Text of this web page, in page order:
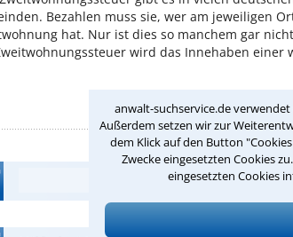
anwalt-suchservice.de
Außerdem setzen wir zur
dem Klick auf den Button
Zwecke eingesetzten Cookies
eingesetzten Cookies
Bezahlen muss sie, wer am jeweiligen
hat. Nur ist dies so manchem gar
wird das Innehaben einer